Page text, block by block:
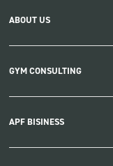
ABOUT US
GYM CONSULTING
APF BISINESS